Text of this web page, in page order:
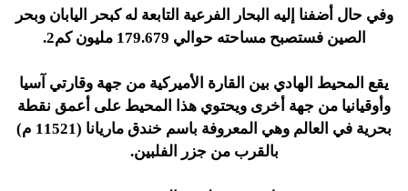
وفي حال أضفنا إليه البحار الفرعية التابعة له كبحر اليابان وبحر
الصين فستصبح مساحته حوالي 179.679 مليون كم2.
يقع المحيط الهادي بين القارة الأميركية من جهة وقارتي آسيا
وأوقيانيا من جهة أخرى ويحتوي هذا المحيط على أعمق نقطة
بحرية في العالم وهي المعروفة باسم خندق ماريانا (11521 م)
بالقرب من جزر الفلبين.